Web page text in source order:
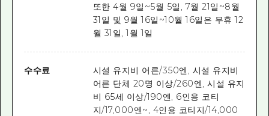
또한 4월 9일~5월 5일, 7월 21일~8월
31일 및 9월 16일~10월 16일은 무휴 12
월 31일, 1월 1일
수수료
시설 유지비 어른/350엔, 시설 유지비
어른 단체 20명 이상/260엔, 시설 유지
비 65세 이상/190엔, 6인용 코티
지/17,000엔~, 4인용 코티지/14,000